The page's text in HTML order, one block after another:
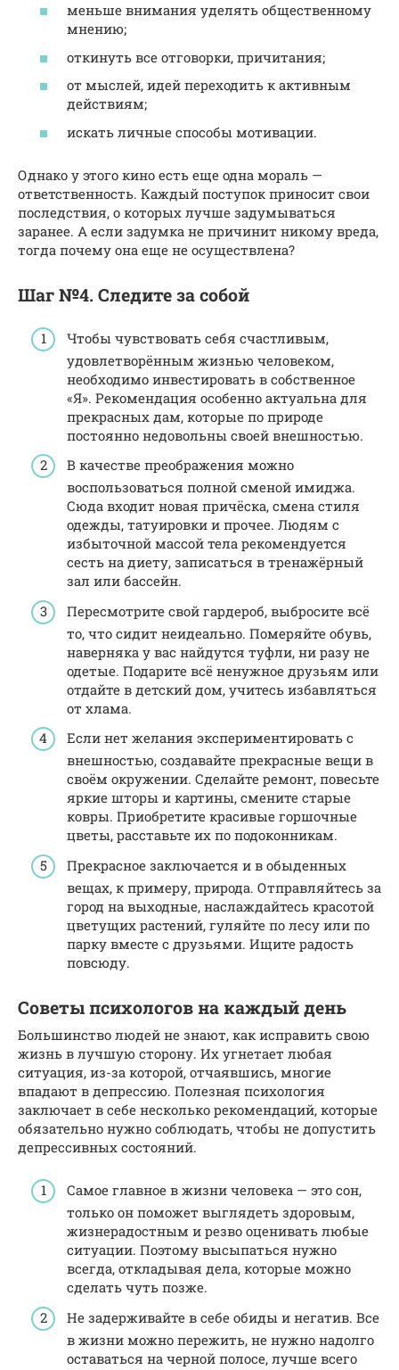
меньше внимания уделять общественному
мнению;
откинуть все отговорки, причитания;
от мыслей, идей переходить к активным
действиям;
искать личные способы мотивации.
Однако у этого кино есть еще одна мораль —
ответственность. Каждый поступок приносит свои
последствия, о которых лучше задумываться
заранее. А если задумка не причинит никому вреда,
тогда почему она еще не осуществлена?
Шаг №4. Следите за собой
Чтобы чувствовать себя счастливым,
удовлетворённым жизнью человеком,
необходимо инвестировать в собственное
«Я». Рекомендация особенно актуальна для
прекрасных дам, которые по природе
постоянно недовольны своей внешностью.
В качестве преображения можно
воспользоваться полной сменой имиджа.
Сюда входит новая причёска, смена стиля
одежды, татуировки и прочее. Людям с
избыточной массой тела рекомендуется
сесть на диету, записаться в тренажёрный
зал или бассейн.
Пересмотрите свой гардероб, выбросите всё
то, что сидит неидеально. Померяйте обувь,
наверняка у вас найдутся туфли, ни разу не
одетые. Подарите всё ненужное друзьям или
отдайте в детский дом, учитесь избавляться
от хлама.
Если нет желания экспериментировать с
внешностью, создавайте прекрасные вещи в
своём окружении. Сделайте ремонт, повесьте
яркие шторы и картины, смените старые
ковры. Приобретите красивые горшочные
цветы, расставьте их по подоконникам.
Прекрасное заключается и в обыденных
вещах, к примеру, природа. Отправляйтесь за
город на выходные, наслаждайтесь красотой
цветущих растений, гуляйте по лесу или по
парку вместе с друзьями. Ищите радость
повсюду.
Советы психологов на каждый день
Большинство людей не знают, как исправить свою
жизнь в лучшую сторону. Их угнетает любая
ситуация, из-за которой, отчаявшись, многие
впадают в депрессию. Полезная психология
заключает в себе несколько рекомендаций, которые
обязательно нужно соблюдать, чтобы не допустить
депрессивных состояний.
Самое главное в жизни человека — это сон,
только он поможет выглядеть здоровым,
жизнерадостным и резво оценивать любые
ситуации. Поэтому высыпаться нужно
всегда, откладывая дела, которые можно
сделать чуть позже.
Не задерживайте в себе обиды и негатив. Все
в жизни можно пережить, не нужно надолго
оставаться на черной полосе, лучше всего